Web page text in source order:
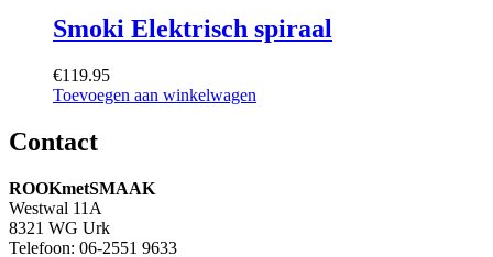
Smoki Elektrisch spiraal
€119.95
Toevoegen aan winkelwagen
Contact
ROOKmetSMAAK
Westwal 11A
8321 WG Urk
Telefoon: 06-2551 9633